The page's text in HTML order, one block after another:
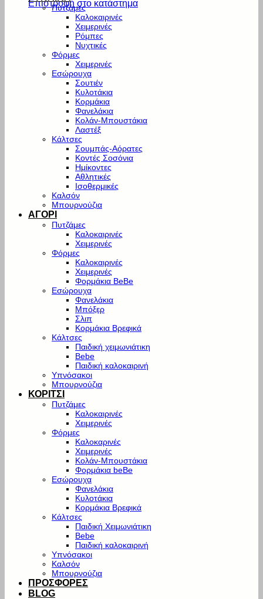
Επιστροφή στο κατάστημα
Πυτζάμες
Καλοκαιρινές
Χειμερινές
Ρόμπες
Νυχτικές
Φόρμες
Χειμερινές
Εσώρουχα
Σουτιέν
Κυλοτάκια
Κορμάκια
Φανελάκια
Κολάν-Μπουστάκια
Λαστέξ
Κάλτσες
Σουμπάς-Αόρατες
Κοντές Σοσόνια
Ημίκοντες
Αθλητικές
Ισοθερμικές
Καλσόν
Μπουρνούζια
ΑΓΟΡΙ
Πυτζάμες
Καλοκαιρινές
Χειμερινές
Φόρμες
Καλοκαιρινές
Χειμερινές
Φορμάκια BeBe
Εσώρουχα
Φανελάκια
Μπόξερ
Σλιπ
Κορμάκια Βρεφικά
Κάλτσες
Παιδική χειμωνιάτικη
Bebe
Παιδική καλοκαιρινή
Υπνόσακοι
Μπουρνούζια
ΚΟΡΙΤΣΙ
Πυτζάμες
Καλοκαιρινές
Χειμερινές
Φόρμες
Καλοκαρινές
Χειμερινές
Κολάν-Μπουστάκια
Φορμάκια beBe
Εσώρουχα
Φανελάκια
Κυλοτάκια
Κορμάκια Βρεφικά
Κάλτσες
Παιδική Χειμωνιάτικη
Bebe
Παιδική καλοκαιρινή
Υπνόσακοι
Καλσόν
Μπουρνούζια
ΠΡΟΣΦΟΡΕΣ
BLOG